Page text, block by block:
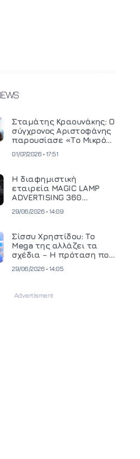
Σταμάτης Κραουνάκης: Ο
σύγχρονος Αριστοφάνης
παρουσίασε «Το Μικρό
01/07/2026 • 17:51
Η διαφημιστική
εταιρεία MAGIC LAMP
ADVERTISING 360
κινηματογραφική
και ανεβάζει τον πήχη
στην παραγωγή
οπτικοακουστικού
περιεχομένου
29/06/2026 • 14:09
Σίσσυ Χρηστίδου: Το
Mega της αλλάζει τα
σχέδια – Η πρόταση που
29/06/2026 • 14:05